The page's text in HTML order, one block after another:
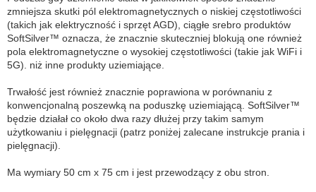
zmniejsza skutki pól elektromagnetycznych o niskiej częstotliwości
(takich jak elektryczność i sprzęt AGD), ciągłe srebro produktów
SoftSilver™ oznacza, że znacznie skuteczniej blokują one również
pola elektromagnetyczne o wysokiej częstotliwości (takie jak WiFi i
5G). niż inne produkty uziemiające.
Trwałość jest również znacznie poprawiona w porównaniu z
konwencjonalną poszewką na poduszkę uziemiającą. SoftSilver™
będzie działał co około dwa razy dłużej przy takim samym
użytkowaniu i pielęgnacji (patrz poniżej zalecane instrukcje prania i
pielęgnacji).
Ma wymiary 50 cm x 75 cm i jest przewodzący z obu stron.